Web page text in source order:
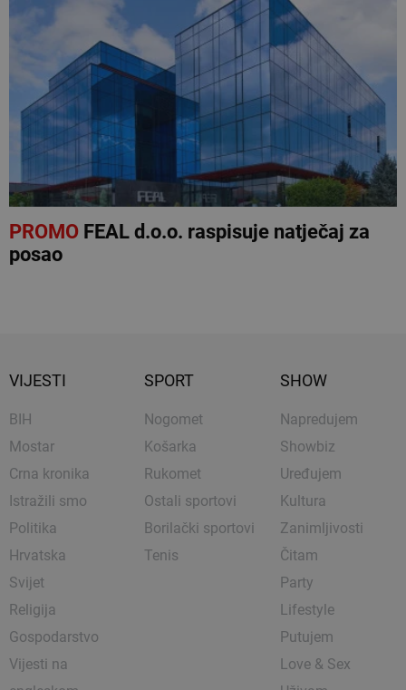
PROMOFEAL d.o.o. raspisuje natječaj za
posao
VIJESTI
BIH
Mostar
Crna kronika
Istražili smo
Politika
Hrvatska
Svijet
Religija
Gospodarstvo
Vijesti na
SPORT
Nogomet
Košarka
Rukomet
Ostali sportovi
Borilački sportovi
Tenis
SHOW
Napredujem
Showbiz
Uređujem
Kultura
Zanimljivosti
Čitam
Party
Lifestyle
Putujem
Love & Sex